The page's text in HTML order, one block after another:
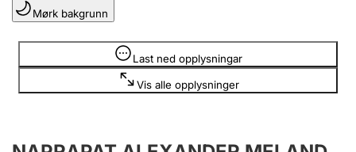
Lag og foreining
Registrere, endre, slette
Mørk bakgrunn
Last ned opplysningar
Vis alle opplysninger
Opplysninger er skjult